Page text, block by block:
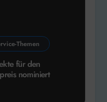
Themen
für den
nominiert